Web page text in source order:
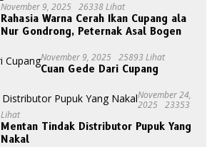
November 9, 2025 26338 Lihat
Rahasia Warna Cerah Ikan Cupang ala
Nur Gondrong, Peternak Asal Bogen
November 9, 2025 25893 Lihat
Cuan Gede Dari Cupang
November 24,
2025 23353
Lihat
Mentan Tindak Distributor Pupuk Yang
Nakal